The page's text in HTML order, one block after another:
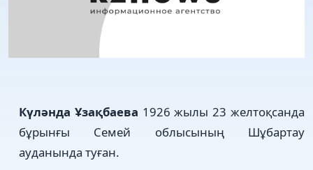
Күләнда Ұзақбаева 1926 жылы 23 желтоқсанда
бұрынғы Семей облысының Шұбартау
ауданында туған.